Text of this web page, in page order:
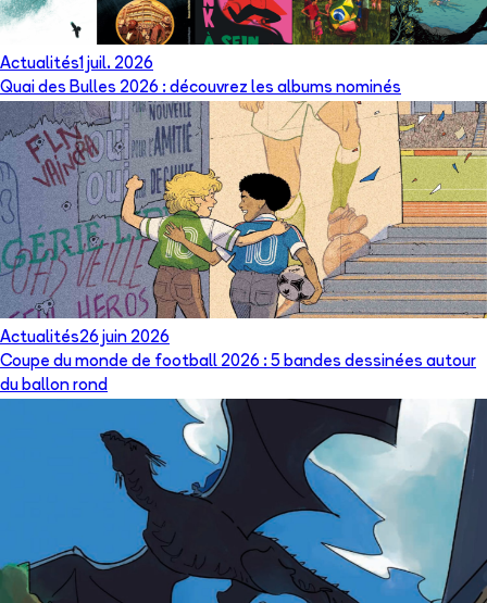
Actualités1 juil. 2026
Quai des Bulles 2026 : découvrez les albums nominés
Actualités26 juin 2026
Coupe du monde de football 2026 : 5 bandes dessinées autour
du ballon rond